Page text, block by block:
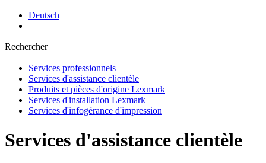
Deutsch
Rechercher
Services professionnels
Services d'assistance clientèle
Produits et pièces d'origine Lexmark
Services d'installation Lexmark
Services d'infogérance d'impression
Services d'assistance clientèle